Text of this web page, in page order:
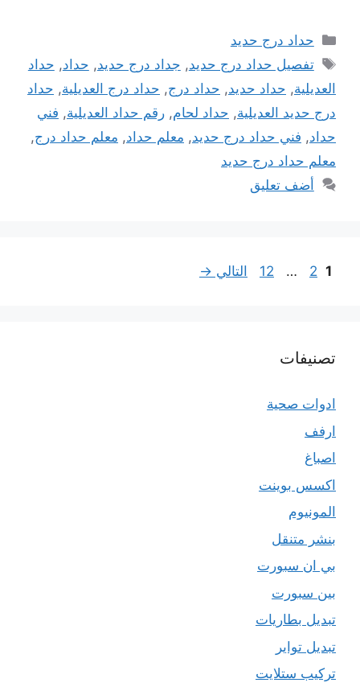
التصنيفات
حداد درج حديد
الوسوم
تفصيل حداد درج حديد, جداد درج حديد, حداد, حداد
العديلية, حداد حديد, حداد درج, حداد درج العديلية, حداد
درج حديد العديلية, حداد لحام, رقم حداد العديلية, فني
حداد, فني حداد درج حديد, معلم حداد, معلم حداد درج,
معلم حداد درج حديد
أضف تعليق
Page
1
Page
2
…
Page
12 التالي →
تصنيفات
ادوات صحية
ارفف
اصباغ
اكسس بوينت
المونيوم
بنشر متنقل
بي ان سبورت
بين سبورت
تبديل بطاريات
تبديل تواير
تركيب ستلايت